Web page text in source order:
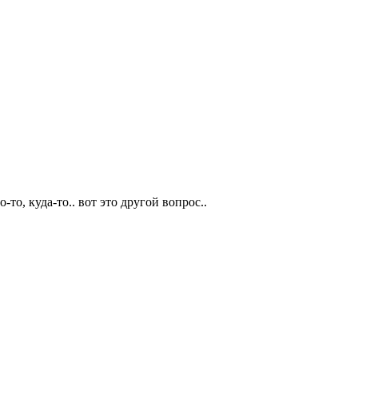
куда-то.. вот это другой вопрос..